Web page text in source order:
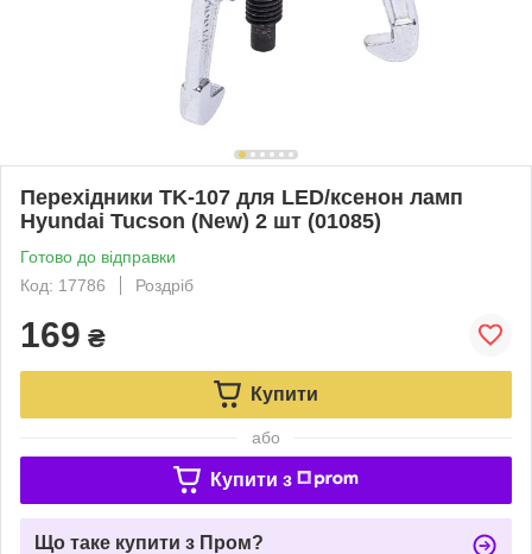
Перехідники TK-107 для LED/ксенон ламп
Hyundai Tucson (New) 2 шт (01085)
Готово до відправки
Код: 17786
Роздріб
169 ₴
Купити
або
Купити з
Що таке купити з Пром?